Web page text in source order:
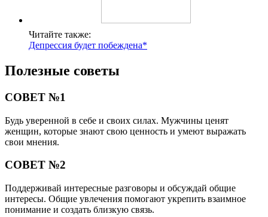
Читайте также:
Депрессия будет побеждена*
Полезные советы
СОВЕТ №1
Будь уверенной в себе и своих силах. Мужчины ценят
женщин, которые знают свою ценность и умеют выражать
свои мнения.
СОВЕТ №2
Поддерживай интересные разговоры и обсуждай общие
интересы. Общие увлечения помогают укрепить взаимное
понимание и создать близкую связь.